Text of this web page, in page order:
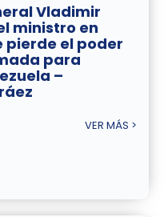
Vladimir
ministro en
pierde el poder
para
–
VER MÁS >